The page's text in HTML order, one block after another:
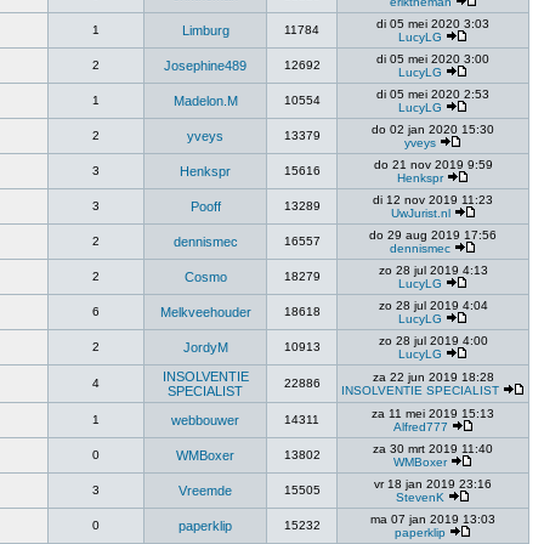
1 Limburg 11784
di 05 mei 2020 3:03
LucyLG
2 Josephine489 12692
di 05 mei 2020 3:00
LucyLG
1 Madelon.M 10554
di 05 mei 2020 2:53
LucyLG
2 yveys 13379
do 02 jan 2020 15:30
yveys
3 Henkspr 15616
do 21 nov 2019 9:59
Henkspr
3 Pooff 13289
di 12 nov 2019 11:23
UwJurist.nl
2 dennismec 16557
do 29 aug 2019 17:56
dennismec
2 Cosmo 18279
zo 28 jul 2019 4:13
LucyLG
6 Melkveehouder 18618
zo 28 jul 2019 4:04
LucyLG
2 JordyM 10913
zo 28 jul 2019 4:00
LucyLG
4
INSOLVENTIE
SPECIALIST
22886
za 22 jun 2019 18:28
INSOLVENTIE SPECIALIST
1 webbouwer 14311
za 11 mei 2019 15:13
Alfred777
0 WMBoxer 13802
za 30 mrt 2019 11:40
WMBoxer
3 Vreemde 15505
vr 18 jan 2019 23:16
StevenK
0 paperklip 15232
ma 07 jan 2019 13:03
paperklip